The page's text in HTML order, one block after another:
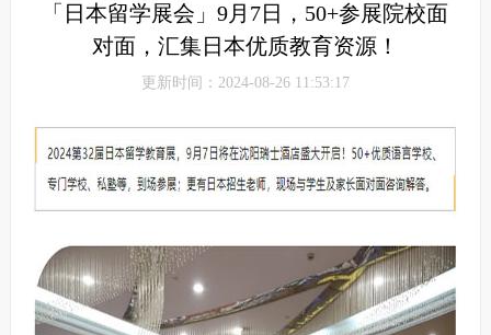
「日本留学展会」9月7日，50+参展院校面
对面，汇集日本优质教育资源！
更新时间：2024-08-26 11:53:17